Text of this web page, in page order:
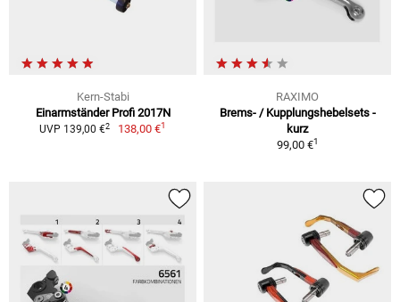
Kern-Stabi
Einarmständer Profi 2017N
UVP 139,00 €2 138,00 €1
RAXIMO
Brems- / Kupplungshebelsets -
kurz
99,00 €1